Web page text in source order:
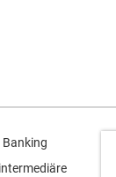
Banking